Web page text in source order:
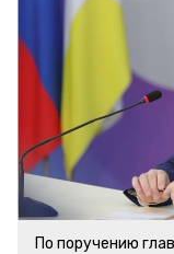
По поручению